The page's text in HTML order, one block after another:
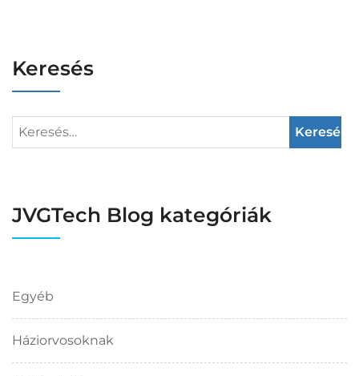
Keresés
JVGTech Blog kategóriák
Egyéb
Háziorvosoknak